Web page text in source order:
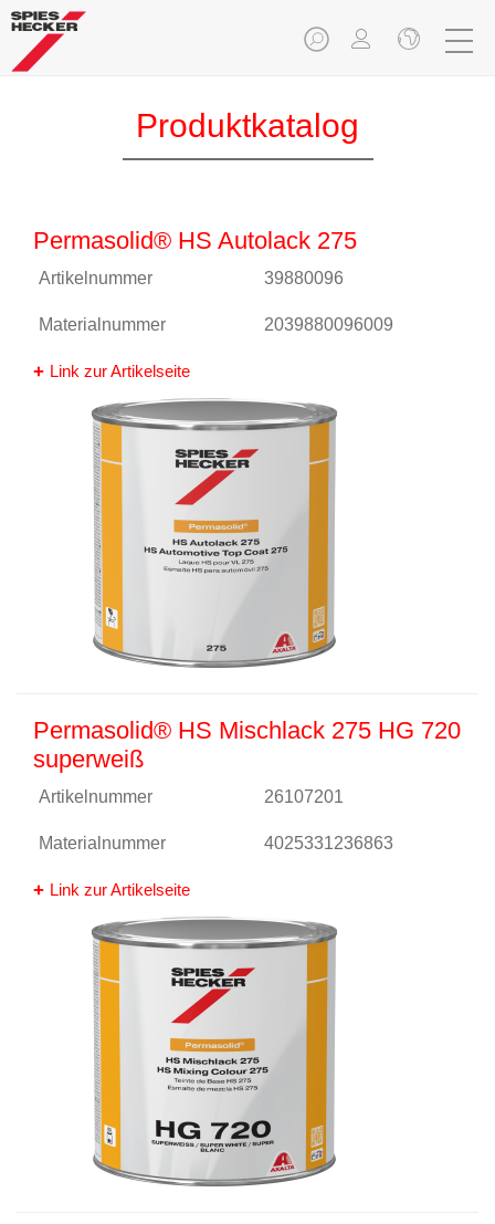
Produktkatalog
Permasolid® HS Autolack 275
Artikelnummer 39880096
Materialnummer 2039880096009
Link zur Artikelseite
Permasolid® HS Mischlack 275 HG 720
superweiß
Artikelnummer 26107201
Materialnummer 4025331236863
Link zur Artikelseite